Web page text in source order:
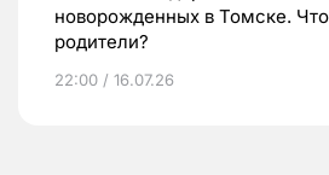
новорожденных в Томске.
родители?
22:00 / 16.07.26